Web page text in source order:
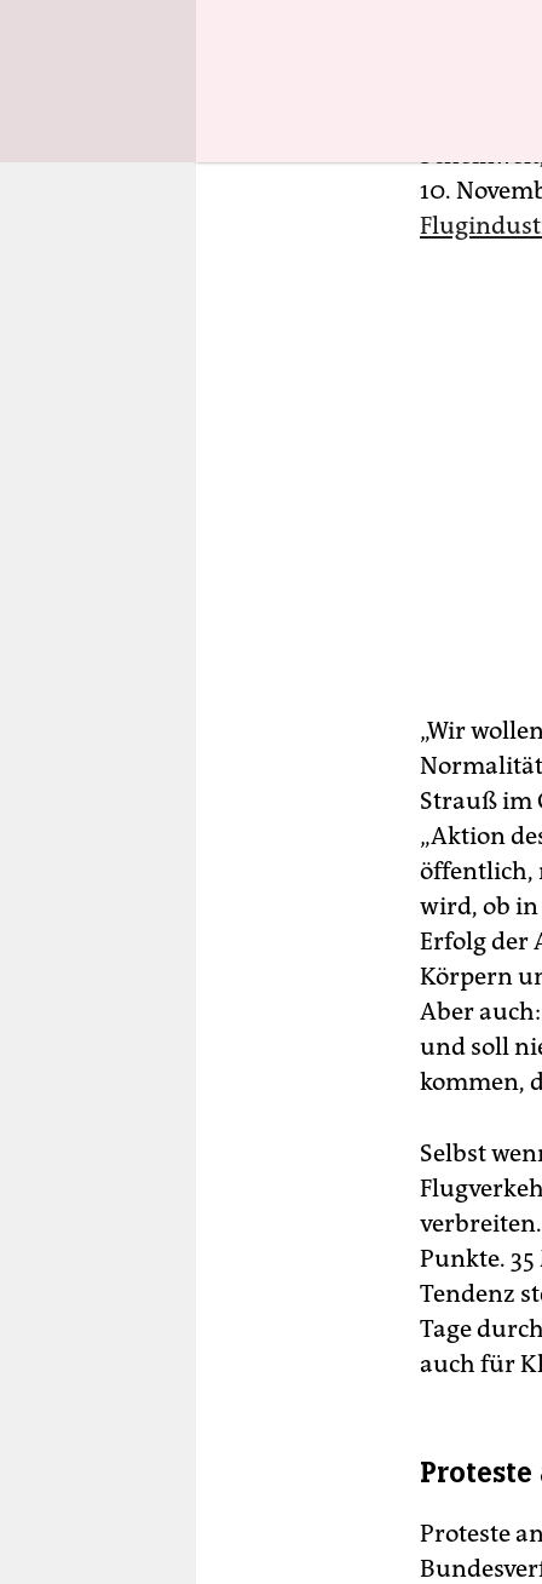
10.
„Wir
Normalität
Strauß im
„Aktion
öffentlich,
wird, ob in
Erfolg der
Körpern
Aber
und soll
kommen,
Selbst
Punkte.
Tendenz
Tage
auch für
Proteste